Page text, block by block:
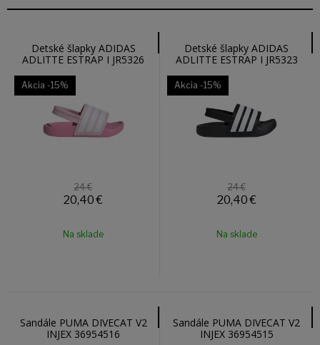
Detské šlapky ADIDAS
ADLITTE ESTRAP I JR5326
Akcia -15%
24 €
20,40 €
Na sklade
Detské šlapky ADIDAS
ADLITTE ESTRAP I JR5323
Akcia -15%
24 €
20,40€
Na sklade
Sandále PUMA DIVECAT V2
INJEX 36954516
Sandále PUMA DIVECAT V2
INJEX 36954515